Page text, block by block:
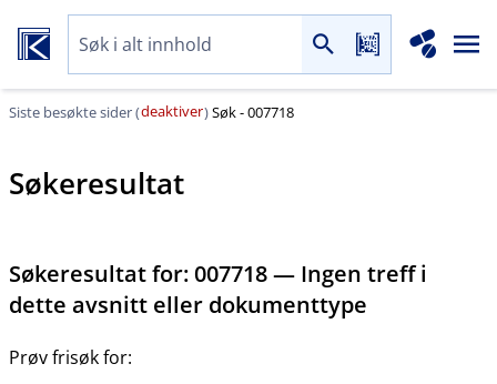
Siste besøkte sider (deaktiver)Søk - 007718
Søkeresultat
Søkeresultat for:007718 — Ingen treff i
dette avsnitt eller dokumenttype
Prøv frisøk for: